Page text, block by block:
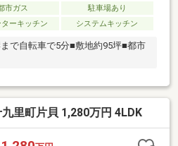
市ガス
駐車場あり
ーキッチン システムキッチン
で自転車で5分■敷地約95坪■都市
里町片貝 1,280万円 4LDK